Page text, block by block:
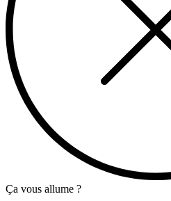
Ça vous allume ?